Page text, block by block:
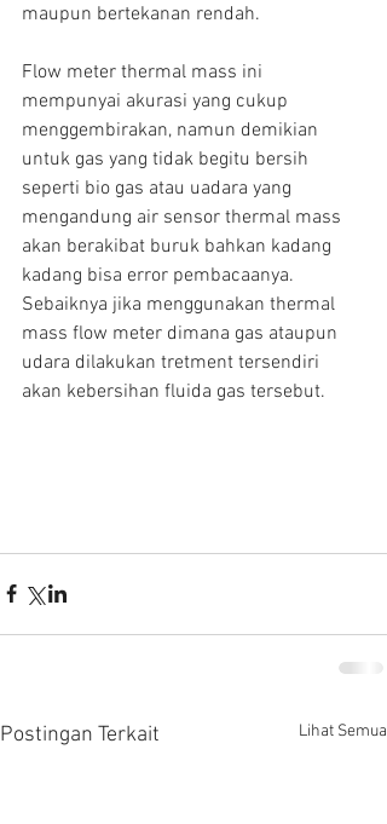
maupun bertekanan rendah.
Flow meter thermal mass ini
mempunyai akurasi yang cukup
menggembirakan, namun demikian
untuk gas yang tidak begitu bersih
seperti bio gas atau uadara yang
mengandung air sensor thermal mass
akan berakibat buruk bahkan kadang
kadang bisa error pembacaanya.
Sebaiknya jika menggunakan thermal
mass flow meter dimana gas ataupun
udara dilakukan tretment tersendiri
akan kebersihan fluida gas tersebut.
Postingan Terkait Lihat Semua